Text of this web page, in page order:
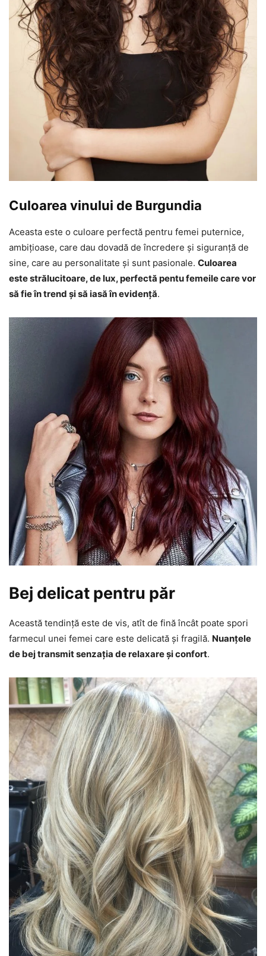
Culoarea vinului de Burgundia
Aceasta este o culoare perfectă pentru femei puternice,
ambițioase, care dau dovadă de încredere și siguranță de
sine, care au personalitate și sunt pasionale. Culoarea
este strălucitoare, de lux, perfectă pentu femeile care vor
să fie în trend și să iasă în evidență.
Bej delicat pentru păr
Această tendință este de vis, atît de fină încât poate spori
farmecul unei femei care este delicată și fragilă. Nuanțele
de bej transmit senzația de relaxare și confort.